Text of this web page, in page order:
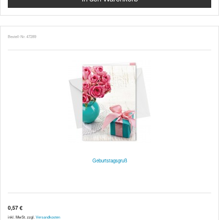
Bestell-Nr. 47289
Geburtstagsgruß
0,57 €
inkl. MwSt. zzgl. Versandkosten